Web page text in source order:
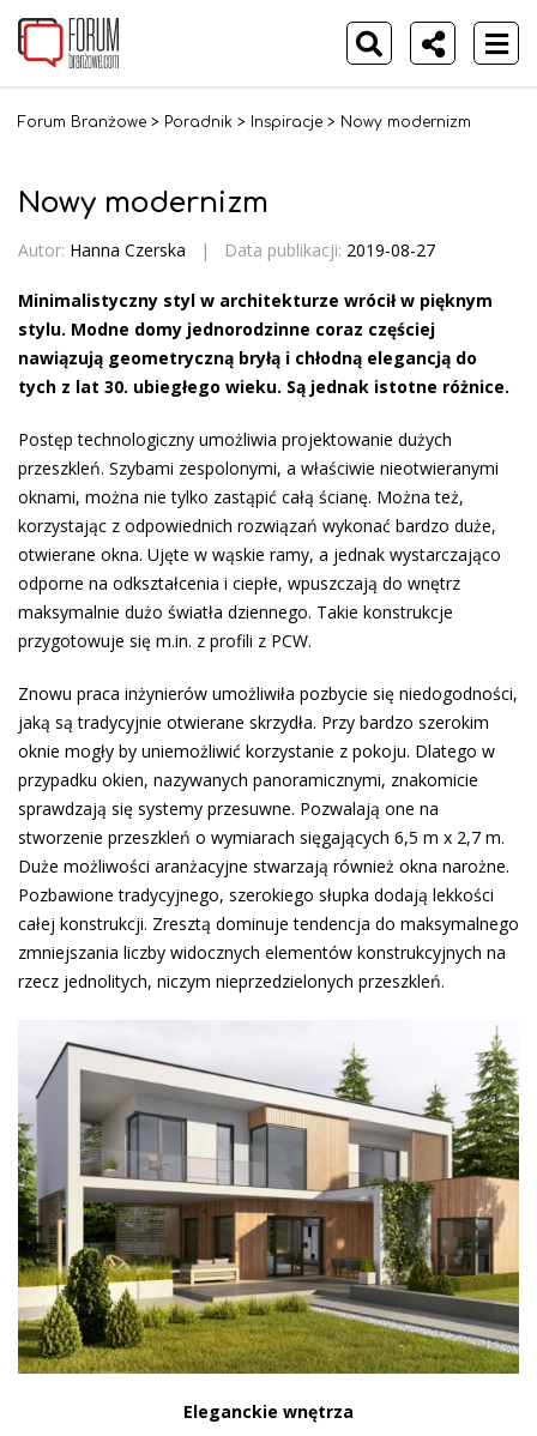
Forum Branżowe > Poradnik > Inspiracje > Nowy modernizm
Nowy modernizm
Autor: Hanna Czerska | Data publikacji: 2019-08-27
Minimalistyczny styl w architekturze wrócił w pięknym
stylu. Modne domy jednorodzinne coraz częściej
nawiązują geometryczną bryłą i chłodną elegancją do
tych z lat 30. ubiegłego wieku. Są jednak istotne różnice.
Postęp technologiczny umożliwia projektowanie dużych
przeszkleń. Szybami zespolonymi, a właściwie nieotwieranymi
oknami, można nie tylko zastąpić całą ścianę. Można też,
korzystając z odpowiednich rozwiązań wykonać bardzo duże,
otwierane okna. Ujęte w wąskie ramy, a jednak wystarczająco
odporne na odkształcenia i ciepłe, wpuszczają do wnętrz
maksymalnie dużo światła dziennego. Takie konstrukcje
przygotowuje się m.in. z profili z PCW.
Znowu praca inżynierów umożliwiła pozbycie się niedogodności,
jaką są tradycyjnie otwierane skrzydła. Przy bardzo szerokim
oknie mogły by uniemożliwić korzystanie z pokoju. Dlatego w
przypadku okien, nazywanych panoramicznymi, znakomicie
sprawdzają się systemy przesuwne. Pozwalają one na
stworzenie przeszkleń o wymiarach sięgających 6,5 m x 2,7 m.
Duże możliwości aranżacyjne stwarzają również okna narożne.
Pozbawione tradycyjnego, szerokiego słupka dodają lekkości
całej konstrukcji. Zresztą dominuje tendencja do maksymalnego
zmniejszania liczby widocznych elementów konstrukcyjnych na
rzecz jednolitych, niczym nieprzedzielonych przeszkleń.
Eleganckie wnętrza